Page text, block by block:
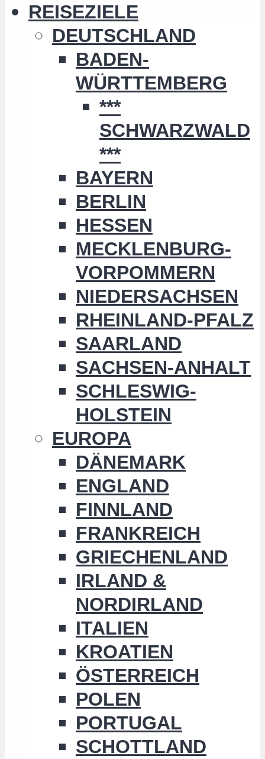
REISEZIELE
DEUTSCHLAND
BADEN-
WÜRTTEMBERG
***
SCHWARZWALD
***
BAYERN
BERLIN
HESSEN
MECKLENBURG-
VORPOMMERN
NIEDERSACHSEN
RHEINLAND-PFALZ
SAARLAND
SACHSEN-ANHALT
SCHLESWIG-
HOLSTEIN
EUROPA
DÄNEMARK
ENGLAND
FINNLAND
FRANKREICH
GRIECHENLAND
IRLAND &
NORDIRLAND
ITALIEN
KROATIEN
ÖSTERREICH
POLEN
PORTUGAL
SCHOTTLAND